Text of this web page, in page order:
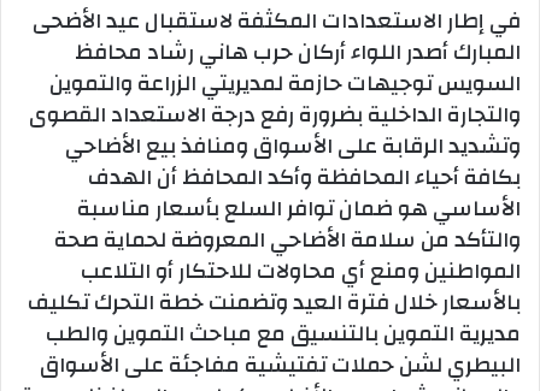
​​في إطار الاستعدادات المكثفة لاستقبال عيد الأضحى
المبارك أصدر اللواء أركان حرب هاني رشاد محافظ
السويس توجيهات حازمة لمديريتي الزراعة والتموين
والتجارة الداخلية بضرورة رفع درجة الاستعداد القصوى
وتشديد الرقابة على الأسواق ومنافذ بيع الأضاحي
بكافة أحياء المحافظة وأكد المحافظ أن الهدف
الأساسي هو ضمان توافر السلع بأسعار مناسبة
والتأكد من سلامة الأضاحي المعروضة لحماية صحة
المواطنين ومنع أي محاولات للاحتكار أو التلاعب
بالأسعار خلال فترة العيد وتضمنت خطة التحرك تكليف
مديرية التموين بالتنسيق مع مباحث التموين والطب
البيطري لشن حملات تفتيشية مفاجئة على الأسواق